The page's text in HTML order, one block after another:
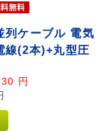
列ケーブル 電気
線(2本)+丸型圧
円